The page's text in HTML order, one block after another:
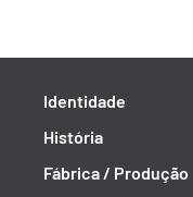
Identidade
História
Fábrica / Produção